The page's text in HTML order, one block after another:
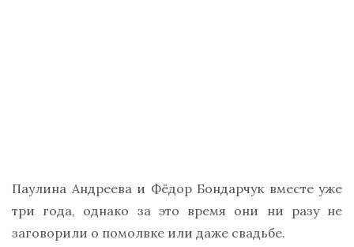
Паулина Андреева и Фёдор Бондарчук вместе уже
три года, однако за это время они ни разу не
заговорили о помолвке или даже свадьбе.